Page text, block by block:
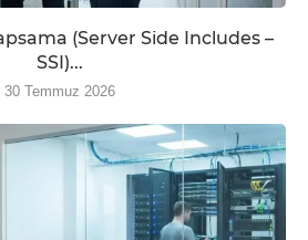
(Server Side Includes –
SSI)...
30 Temmuz 2026